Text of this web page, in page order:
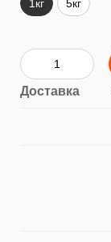
1кг 5кг
Доставка